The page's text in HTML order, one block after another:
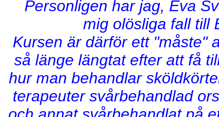
Personligen har jag, Eva
mig olösliga fall till
Kursen är därför ett "måste"
så länge längtat efter att få
hur man behandlar
terapeuter svårbehandlad